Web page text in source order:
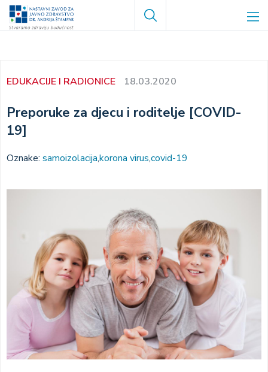
Skoči
Search
EDUKACIJE I RADIONICE 18.03.2020
Preporuke za djecu i roditelje [COVID-
19]
Oznake: samoizolacijakorona viruscovid-19